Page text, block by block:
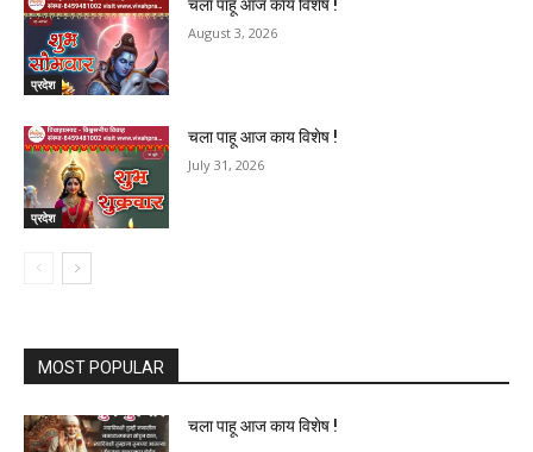
प्रदेश
चला पाहू आज काय विशेष !
August 3, 2026
प्रदेश
चला पाहू आज काय विशेष !
July 31, 2026
MOST POPULAR
चला पाहू आज काय विशेष !